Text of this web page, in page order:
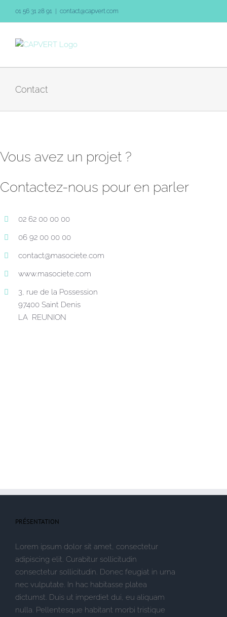
01 56 31 28 91 contact@capvert.com
Contact
Vous avez un projet ?
Contactez-nous pour en parler
02 62 00 00 00
06 92 00 00 00
contact@masociete.com
www.masociete.com
3, rue de la Possession
97400 Saint Denis
LA REUNION
PRÉSENTATION
Lorem ipsum dolor sit amet, consectetur
adipiscing elit. Curabitur sollicitudin
consectetur sollicitudin. Donec feugiat in urna
nec vulputate. In hac habitasse platea
dictumst. Duis ut imperdiet dui, eu aliquam
nulla. Pellentesque habitant morbi tristique